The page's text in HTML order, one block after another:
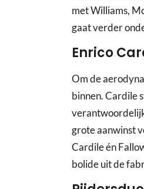
met Williams,
gaat verder
Enrico
Om de
binnen. Cardile
grote aanwinst
Cardile én
bolide uit de